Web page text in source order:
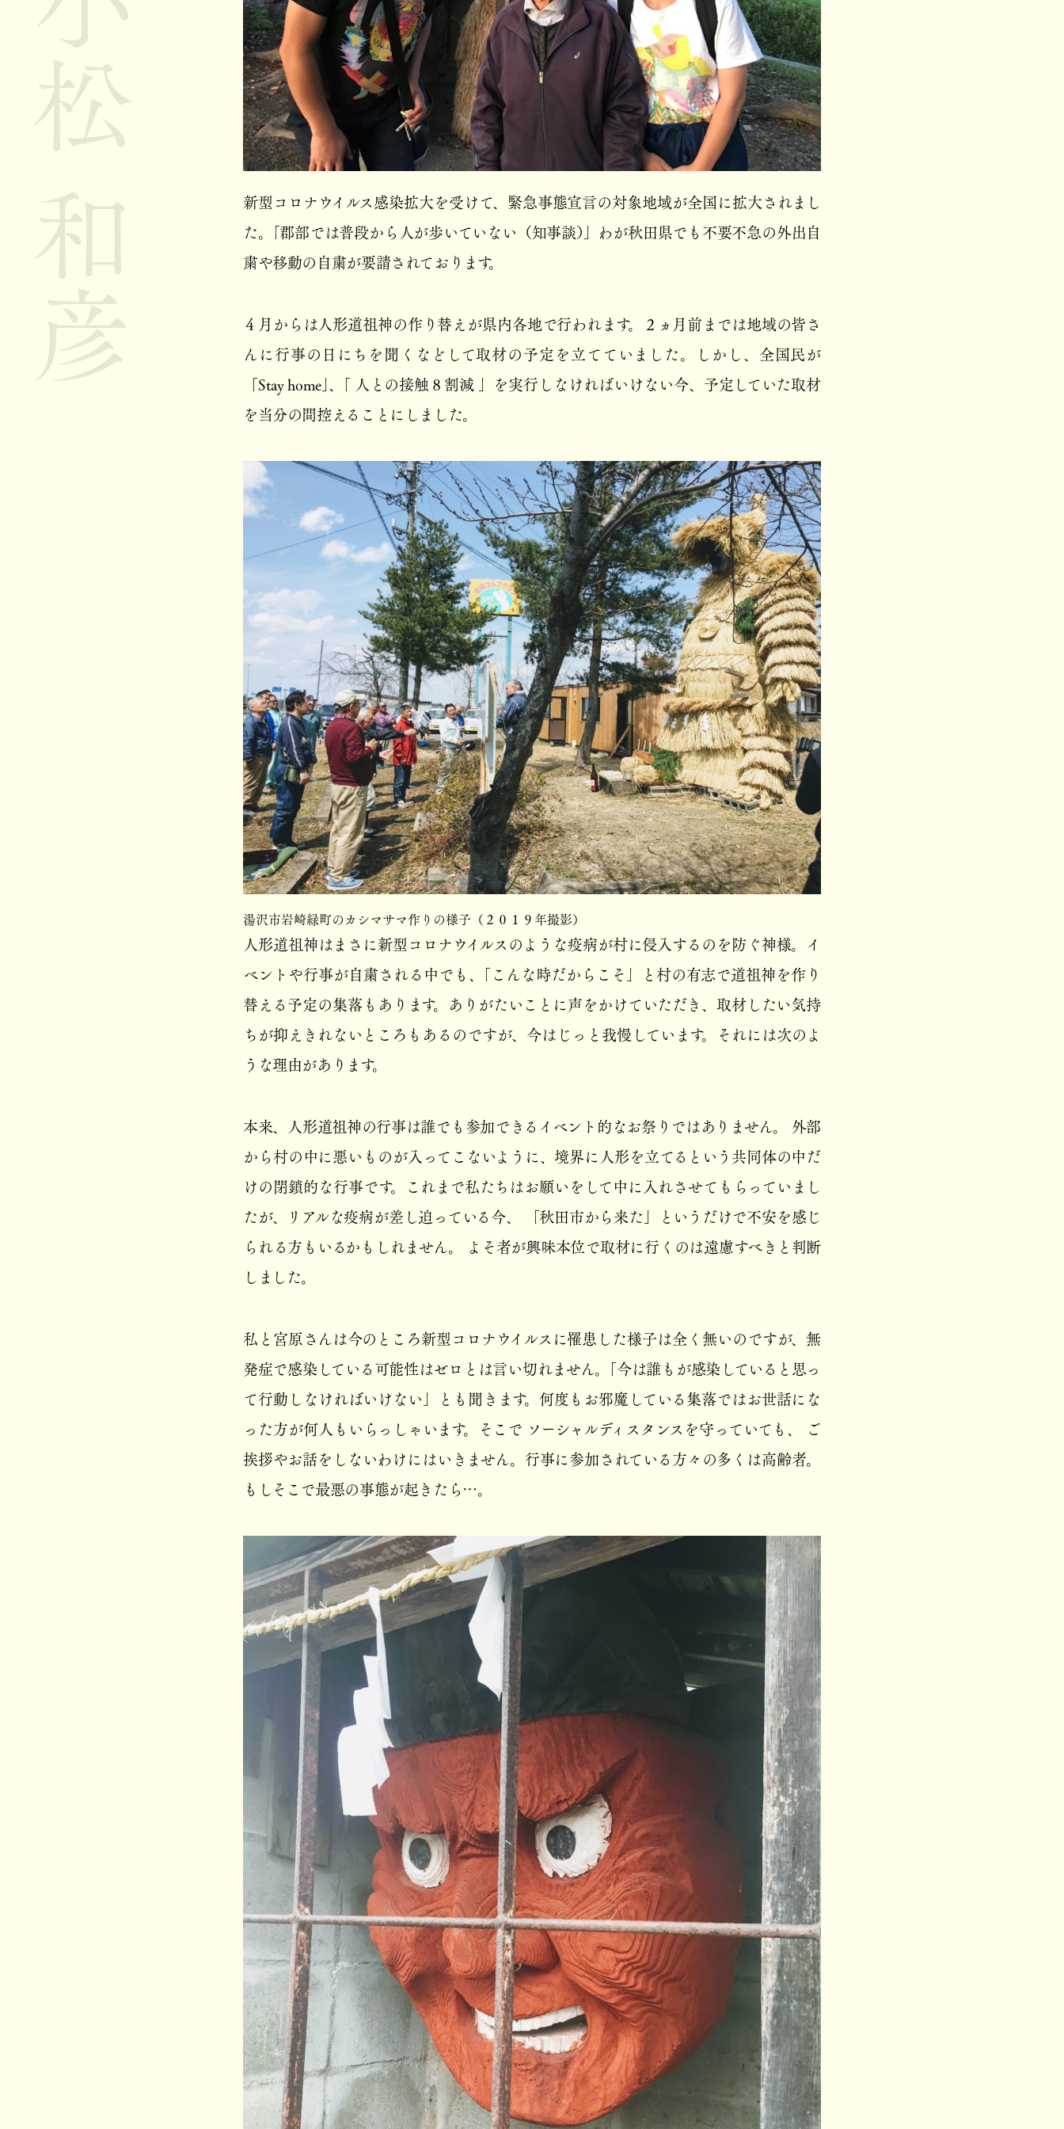
新型コロナウイルス感染拡大を受けて、緊急事態宣言の対象地域が全国に拡大されまし
た。「郡部では普段から人が歩いていない（知事談）」わが秋田県でも不要不急の外出自
粛や移動の自粛が要請されております。
４月からは人形道祖神の作り替えが県内各地で行われます。２ヵ月前までは地域の皆さ
んに行事の日にちを聞くなどして取材の予定を立てていました。しかし、全国民が
「Stay home」、「 人との接触８割減 」を実行しなければいけない今、予定していた取材
を当分の間控えることにしました。
湯沢市岩崎緑町のカシマサマ作りの様子（２０１９年撮影）
人形道祖神はまさに新型コロナウイルスのような疫病が村に侵入するのを防ぐ神様。イ
ベントや行事が自粛される中でも、「こんな時だからこそ」と村の有志で道祖神を作り
替える予定の集落もあります。ありがたいことに声をかけていただき、取材したい気持
ちが抑えきれないところもあるのですが、今はじっと我慢しています。それには次のよ
うな理由があります。
本来、人形道祖神の行事は誰でも参加できるイベント的なお祭りではありません。 外部
から村の中に悪いものが入ってこないように、境界に人形を立てるという共同体の中だ
けの閉鎖的な行事です。これまで私たちはお願いをして中に入れさせてもらっていまし
たが、リアルな疫病が差し迫っている今、 「秋田市から来た」というだけで不安を感じ
られる方もいるかもしれません。 よそ者が興味本位で取材に行くのは遠慮すべきと判断
しました。
私と宮原さんは今のところ新型コロナウイルスに罹患した様子は全く無いのですが、無
発症で感染している可能性はゼロとは言い切れません。「今は誰もが感染していると思っ
て行動しなければいけない」とも聞きます。何度もお邪魔している集落ではお世話にな
った方が何人もいらっしゃいます。そこで ソーシャルディスタンスを守っていても、 ご
挨拶やお話をしないわけにはいきません。行事に参加されている方々の多くは高齢者。
もしそこで最悪の事態が起きたら…。